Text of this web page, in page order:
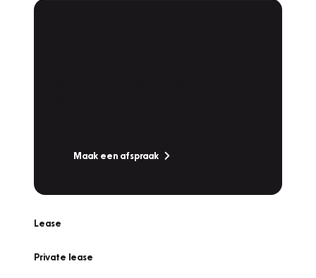
Maak een afspraak
Lease
Private lease